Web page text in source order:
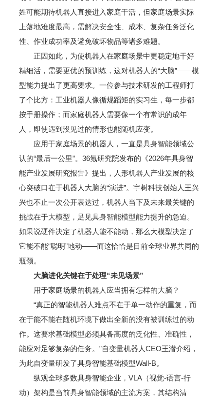
姓可能期待机器人直接进入家庭干活，但家庭场景实际
上落地难度最高，需解决安全性、成本、复杂任务泛化
性、作业成功率及避免破坏物品等诸多难题。
正因如此，为使机器人在家庭场景中更稳定地干好
精细活，需要更优的预训练，这对机器人的“大脑”——模
型能力提出了更高要求。一位参与技术研发的工程师打
了个比方：工业机器人像循规蹈矩的实习生，每一步都
按手册操作；而家庭机器人需要像一个有常识的成年
人，即使遇到没见过的情形也能随机应变。
应用于家庭场景的机器人，一直是具身智能领域公
认的“最后一公里”。36氪研究院发布的《2026年具身智
能产业发展研究报告》提出，人形机器人产业发展的核
心突破口在于机器人大脑的“演进”。宇树科技创始人王兴
兴也不止一次公开表达过，机器人当下及未来最关键的
挑战在于大模型，足见具身智能模型能力提升的急迫。
如果说硬件决定了机器人能不能动，那么大模型决定了
它能不能“聪明”地动——而这恰恰是目前全球业界共同的
瓶颈。
大脑进化关键在于处理“未见场景”
用于家庭场景的机器人应当拥有怎样的大脑？
“真正的智能机器人难点不在于单一动作的重复，而
在于能不能在随机环境下做出全新的没有被训练过的动
作。这要求基础模型必须具备高度的泛化性、准确性，
能应对足够复杂的任务。”自变量机器人CEO王潜介绍，
为此自变量研发了具身智能基础模型Wall-B。
纵观全球多数具身智能企业，VLA（视觉-语言-行
动）架构是当前具身智能领域的主流方案，其结构清